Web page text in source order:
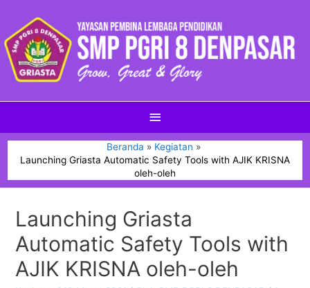
Beranda
Kegiatan
Launching Griasta Automatic Safety Tools with AJIK KRISNA
oleh-oleh
Launching Griasta
Automatic Safety Tools with
AJIK KRISNA oleh-oleh